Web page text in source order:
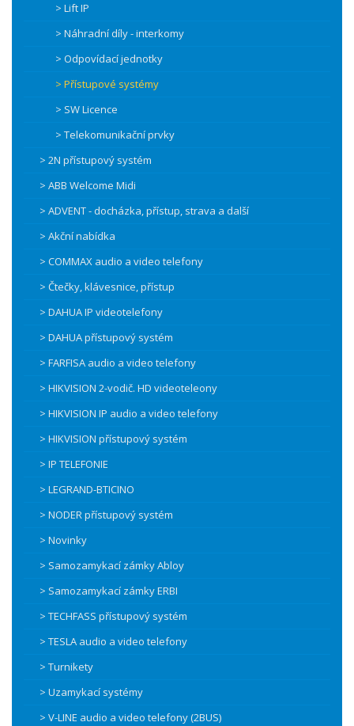
> Lift IP
> Náhradní díly - interkomy
> Odpovídací jednotky
> Přístupové systémy
> SW Licence
> Telekomunikační prvky
> 2N přístupový systém
> ABB Welcome Midi
> ADVENT - docházka, přístup, strava a další
> Akční nabídka
> COMMAX audio a video telefony
> Čtečky, klávesnice, přístup
> DAHUA IP videotelefony
> DAHUA přístupový systém
> FARFISA audio a video telefony
> HIKVISION 2-vodič. HD videoteleony
> HIKVISION IP audio a video telefony
> HIKVISION přístupový systém
> IP TELEFONIE
> LEGRAND-BTICINO
> NODER přístupový systém
> Novinky
> Samozamykací zámky Abloy
> Samozamykací zámky ERBI
> TECHFASS přístupový systém
> TESLA audio a video telefony
> Turnikety
> Uzamykací systémy
> V-LINE audio a video telefony (2BUS)